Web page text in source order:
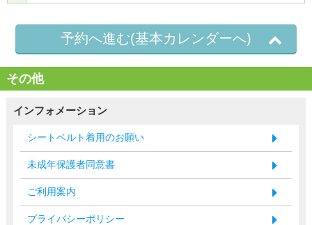
予約へ進む(基本カレンダーへ)
その他
インフォメーション
シートベルト着用のお願い
未成年保護者同意書
ご利用案内
プライバシーポリシー